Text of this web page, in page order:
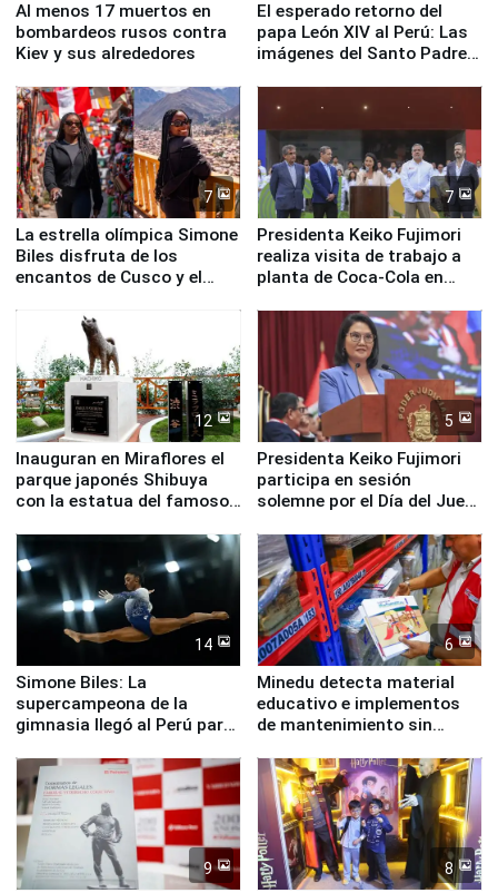
Al menos 17 muertos en
bombardeos rusos contra
Kiev y sus alrededores
El esperado retorno del
papa León XIV al Perú: Las
imágenes del Santo Padre
7
La estrella olímpica Simone
Biles disfruta de los
encantos de Cusco y el
7
Presidenta Keiko Fujimori
realiza visita de trabajo a
planta de Coca-Cola en
12
Inauguran en Miraflores el
parque japonés Shibuya
con la estatua del famoso
5
Presidenta Keiko Fujimori
participa en sesión
solemne por el Día del Juez
14
Simone Biles: La
supercampeona de la
gimnasia llegó al Perú para
Panamericanos Lima 2027
6
Minedu detecta material
educativo e implementos
de mantenimiento sin
la UGEL 2
9 8